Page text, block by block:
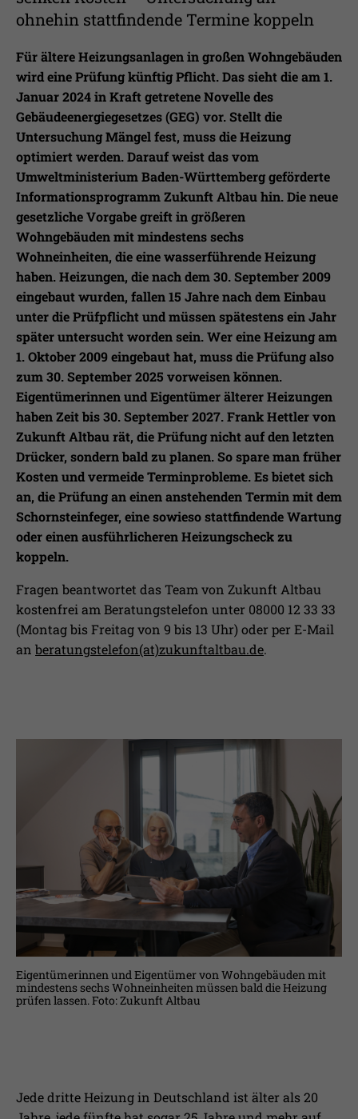
ohnehin stattfindende Termine koppeln
Für ältere Heizungsanlagen in großen Wohngebäuden
wird eine Prüfung künftig Pflicht. Das sieht die am 1.
Januar 2024 in Kraft getretene Novelle des
Gebäudeenergiegesetzes (GEG) vor. Stellt die
Untersuchung Mängel fest, muss die Heizung
optimiert werden. Darauf weist das vom
Umweltministerium Baden-Württemberg geförderte
Informationsprogramm Zukunft Altbau hin. Die neue
gesetzliche Vorgabe greift in größeren
Wohngebäuden mit mindestens sechs
Wohneinheiten, die eine wasserführende Heizung
haben. Heizungen, die nach dem 30. September 2009
eingebaut wurden, fallen 15 Jahre nach dem Einbau
unter die Prüfpflicht und müssen spätestens ein Jahr
später untersucht worden sein. Wer eine Heizung am
1. Oktober 2009 eingebaut hat, muss die Prüfung also
zum 30. September 2025 vorweisen können.
Eigentümerinnen und Eigentümer älterer Heizungen
haben Zeit bis30. September 2027. Frank Hettler von
Zukunft Altbau rät, die Prüfung nicht auf den letzten
Drücker, sondern bald zu planen. So spare man früher
Kosten und vermeide Terminprobleme. Es bietet sich
an, die Prüfung an einen anstehenden Termin mit dem
Schornsteinfeger, eine sowieso stattfindende Wartung
oder einen ausführlicheren Heizungscheck zu
koppeln.
Fragen beantwortet das Team von Zukunft Altbau
kostenfrei am Beratungstelefon unter 08000 12 33 33
(Montag bis Freitag von 9 bis 13 Uhr) oder per E-Mail
an beratungstelefon(at)zukunftaltbau.de.
Eigentümerinnen und Eigentümer von Wohngebäuden mit
mindestens sechs Wohneinheiten müssen bald die Heizung
prüfen lassen. Foto: Zukunft Altbau
Jede dritte Heizung in Deutschland ist älter als 20
Zweck
Benutzers auf der Webseite, wie z.B. die
Anzahl der Besuche, durchschnittliche
Verweildauer auf der Webseite und
welche Seiten gelesen wurden.
Name _pk_ses
Anbieter Matomo
Laufzeit 30 Min.
Wird verwendet, im Seitenaufrufe des
Besuchers während der Sitzung
nachzuverfolgen
Ihnen zusätzliche Informationen anzubieten.